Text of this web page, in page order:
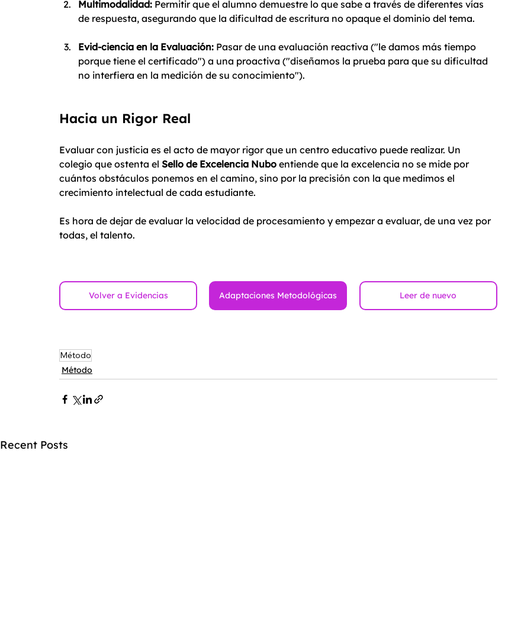
Multimodalidad: Permitir que el alumno demuestre lo que sabe a través de diferentes vías
de respuesta, asegurando que la dificultad de escritura no opaque el dominio del tema.
Evid-ciencia en la Evaluación: Pasar de una evaluación reactiva ("le damos más tiempo
porque tiene el certificado") a una proactiva ("diseñamos la prueba para que su dificultad
no interfiera en la medición de su conocimiento").
Hacia un Rigor Real
Evaluar con justicia es el acto de mayor rigor que un centro educativo puede realizar. Un
colegio que ostenta el Sello de Excelencia Nubo entiende que la excelencia no se mide por
cuántos obstáculos ponemos en el camino, sino por la precisión con la que medimos el
crecimiento intelectual de cada estudiante.
Es hora de dejar de evaluar la velocidad de procesamiento y empezar a evaluar, de una vez por
todas, el talento.
Volver a Evidencias Adaptaciones Metodológicas Leer de nuevo
Método
Método
Recent Posts